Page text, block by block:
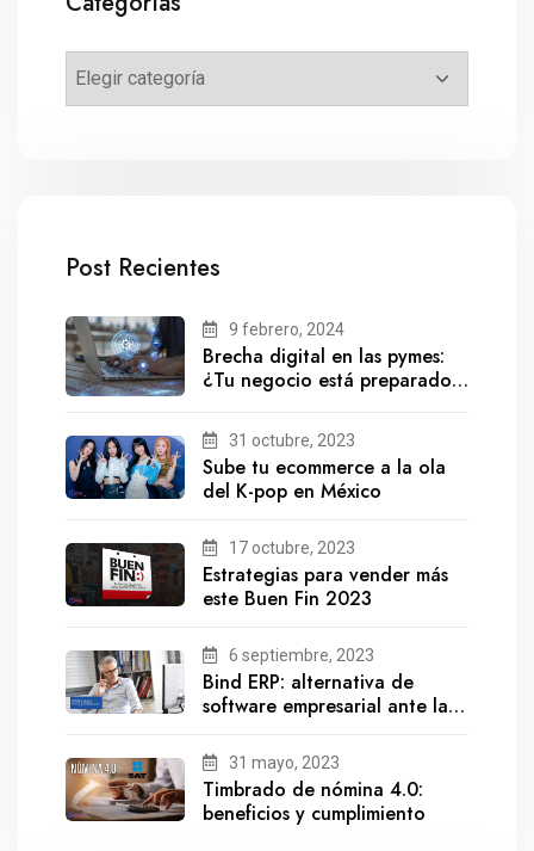
Post Recientes
9 febrero, 2024
Brecha digital en las pymes:
¿Tu negocio está preparado
31 octubre, 2023
Sube tu ecommerce a la ola
del K-pop en México
17 octubre, 2023
Estrategias para vender más
este Buen Fin 2023
6 septiembre, 2023
Bind ERP: alternativa de
software empresarial ante la
31 mayo, 2023
Timbrado de nómina 4.0:
beneficios y cumplimiento